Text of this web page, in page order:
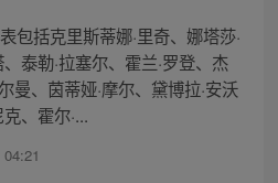
包括克里斯蒂娜·里奇、娜塔莎·
泰勒·拉塞尔、霍兰·罗登、杰
曼、茵蒂娅·摩尔、黛博拉·安沃
、霍尔·...